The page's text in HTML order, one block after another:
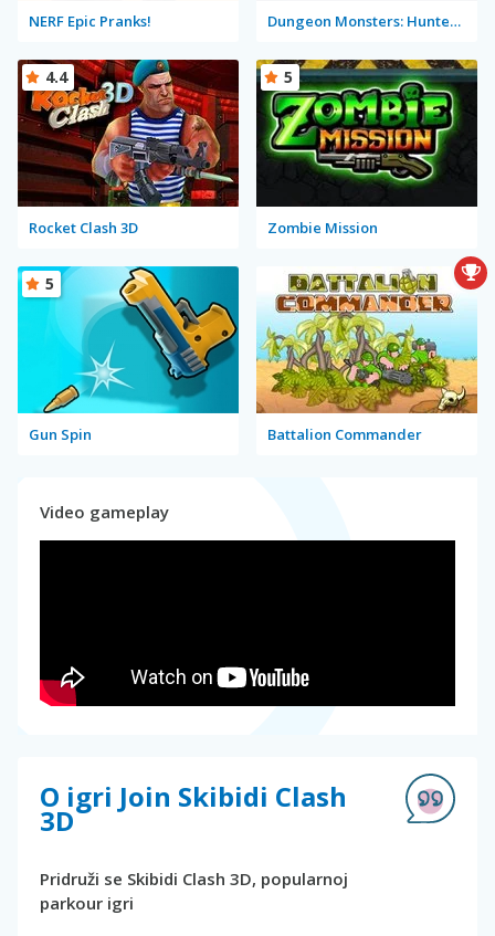
NERF Epic Pranks! Dungeon Monsters: Hunter Willie
Rocket Clash 3D
4.4
Zombie Mission
5
Gun Spin
5
Battalion Commander
Video gameplay
O igri Join Skibidi Clash
3D
Pridruži se Skibidi Clash 3D, popularnoj
parkour igri